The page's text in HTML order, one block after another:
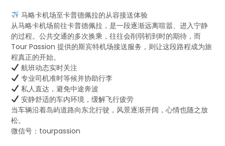
马略卡机场至卡普德佩拉的从容接送体验
从马略卡机场前往卡普德佩拉，是一段逐渐远离喧嚣、进入宁静
的过程。公共交通的多次换乘，往往会削弱初到时的期待，而
Tour Passion 提供的斯宾特机场接送服务，则让这段路程成为旅
程真正的开始。
航班动态实时关注
专业司机准时等候并协助行李
私人直达，避免中途奔波
安静舒适的车内环境，缓解飞行疲劳
当车辆沿着岛屿道路向东北行驶，风景逐渐开阔，心情也随之放
松。
微信号：tourpassion